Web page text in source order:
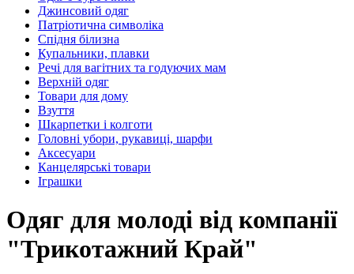
Джинсовий одяг
Патріотична символіка
Спідня білизна
Купальники, плавки
Речі для вагітних та годуючих мам
Верхній одяг
Товари для дому
Взуття
Шкарпетки і колготи
Головні убори, рукавиці, шарфи
Аксесуари
Канцелярські товари
Іграшки
Одяг для молоді від компанії
"Трикотажний Край"